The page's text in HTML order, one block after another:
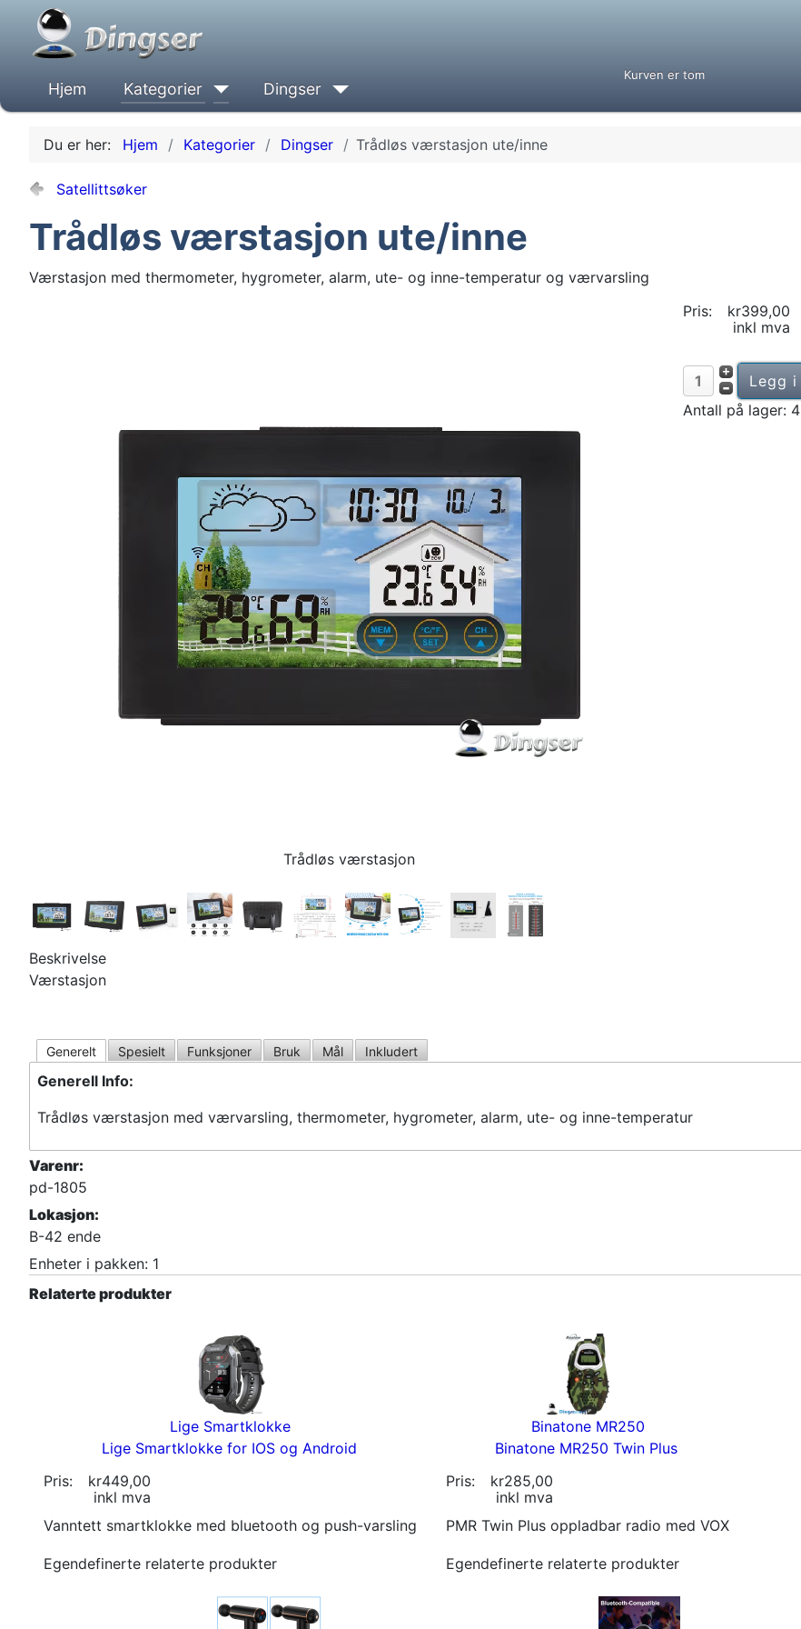
Hjem Kategorier Dingser
Kurven er tom
Du er her: Hjem Kategorier Dingser Trådløs værstasjon ute/inne
Satellittsøker
Trådløs værstasjon ute/inne
Værstasjon med thermometer, hygrometer, alarm, ute- og inne-temperatur og værvarsling
Trådløs værstasjon
Pris:
kr399,00
inkl mva
Antall på lager: 4
Beskrivelse
Værstasjon
Generelt Spesielt Funksjoner Bruk Mål Inkludert
Generell Info:
Trådløs værstasjon med værvarsling, thermometer, hygrometer, alarm, ute- og inne-temperatur
Varenr:
pd-1805
Lokasjon:
B-42 ende
Enheter i pakken: 1
Relaterte produkter
Lige Smartklokke
Lige Smartklokke for IOS og Android
Pris:
kr449,00
inkl mva
Vanntett smartklokke med bluetooth og push-varsling
Egendefinerte relaterte produkter
Binatone MR250
Binatone MR250 Twin Plus
Pris:
kr285,00
inkl mva
PMR Twin Plus oppladbar radio med VOX
Egendefinerte relaterte produkter